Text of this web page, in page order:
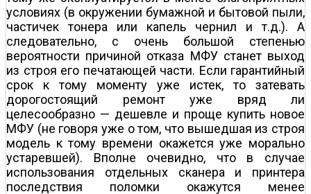
условиях (в окружении бумажной и бытовой пыли,
частичек тонера или капель чернил и т.д.). А
следовательно, с очень большой степенью
вероятности причиной отказа МФУ станет выход
из строя его печатающей части. Если гарантийный
срок к тому моменту уже истек, то затевать
дорогостоящий ремонт уже вряд ли
целесообразно — дешевле и проще купить новое
МФУ (не говоря уже о том, что вышедшая из строя
модель к тому времени окажется уже морально
устаревшей). Вполне очевидно, что в случае
использования отдельных сканера и принтера
последствия поломки окажутся менее